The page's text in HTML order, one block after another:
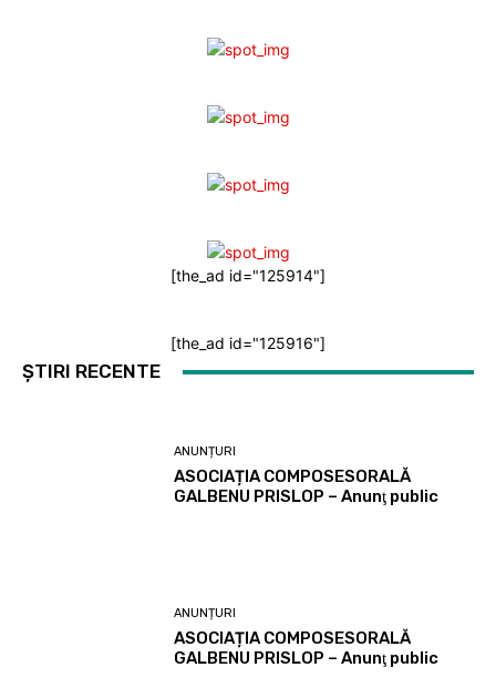
[the_ad id="125914"]
[the_ad id="125916"]
ȘTIRI RECENTE
ANUNȚURI
ASOCIAȚIA COMPOSESORALĂ
GALBENU PRISLOP – Anunţ public
ANUNȚURI
ASOCIAȚIA COMPOSESORALĂ
GALBENU PRISLOP – Anunţ public